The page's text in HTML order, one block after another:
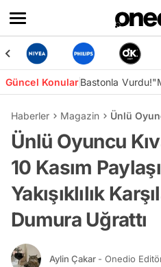
Güncel KonularBastonla Vurdu!
Haberler Magazin Ünlü
Ünlü Oyuncu
10 Kasım
Yakışıklılık
Dumura Uğrattı
Aylin Çakar - Onedio